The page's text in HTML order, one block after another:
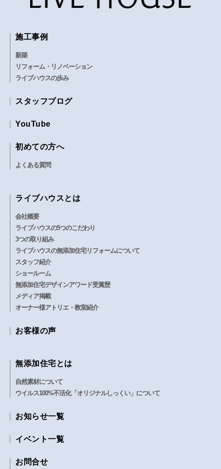
施工事例
新築
リフォーム・リノベーション
ライブハウスの歩み
スタッフブログ
YouTube
初めての方へ
よくある質問
ライブハウスとは
会社概要
ライブハウスの5つのこだわり
3つの取り組み
ライブハウスの無添加住宅リフォームについて
スタッフ紹介
ショールーム
無添加住宅デザインアワード受賞歴
メディア掲載
オーナー様アトリエ・教室紹介
お客様の声
無添加住宅とは
自然素材について
ウイルス100%不活化「オリジナルしっくい」について
お知らせ一覧
イベント一覧
お問合せ